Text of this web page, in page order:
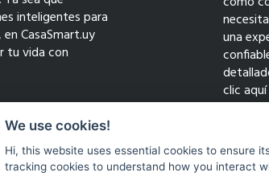
inteligentes para
CasaSmart.uy
tu vida con
una
clic
We use cookies!
Hi, this website uses essential cookies to ensure
tracking cookies to understand how you interact